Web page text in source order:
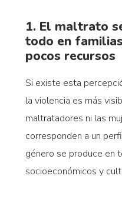
1. El maltrato
todo en
pocos recursos
Si existe esta
la violencia es más
maltratadores ni las
corresponden a un
género se produce en
socioeconómicos y